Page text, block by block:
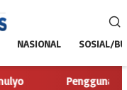
NASIONAL SOSIAL/
Pengguna Jalan